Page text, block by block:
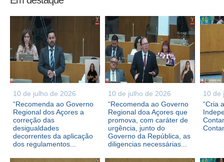
10 de julho de 2026
“Recomenda ao Governo
Regional dos Açores a
correção das
desigualdades
decorrentes da aplicação
dos regulamentos...
10 de julho de 2026
“Recomenda ao Governo
Regional doa Açores que
promova, com caráter de
urgência, junto do
Governo da República, as
diligencias necessárias...
10 de
“Cria